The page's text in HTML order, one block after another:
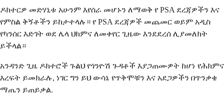
ዶክተርዎ መድሃኒቱ አሁንም እየሰራ መሆኑን ለማወቅ የ PSA ደረጃዎችን እና
የምስል ቅኝቶችን ይከታተላሉ። የ PSA ደረጃዎች መጨመር ወይም አዲስ
የካንሰር እድገት ወደ ሌላ ህክምና ለመቀየር ጊዜው እንደደረሰ ሊያመለክት
ይችላል።
አንዳንድ ጊዜ ዶክተሮች ጉልህ የጎንዮሽ ጉዳቶች እያጋጠሙዎት ከሆነ የሕክምና
እረፍት ይመክራሉ, ነገር ግን ይህ ውሳኔ የጥቅሞቹን እና አደጋዎችን በጥንቃቄ
ማጤን ይጠይቃል.